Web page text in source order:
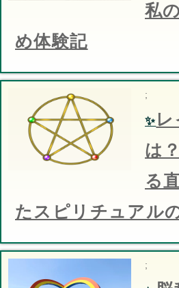
私
め体験記
;
✨
は
る
たスピリチュアル
;